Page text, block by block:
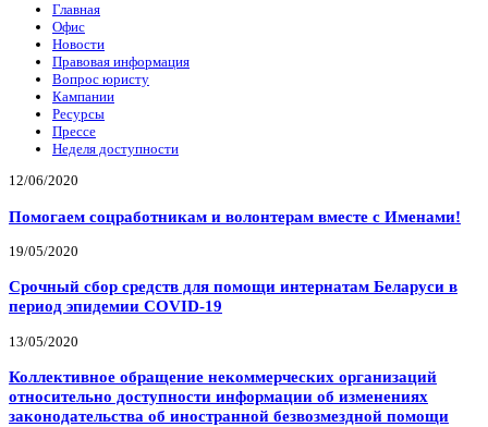
Главная
Офис
Новости
Правовая информация
Вопрос юристу
Кампании
Ресурсы
Прессе
Неделя доступности
12/06/2020
Помогаем соцработникам и волонтерам вместе с Именами!
19/05/2020
Срочный сбор средств для помощи интернатам Беларуси в
период эпидемии COVID-19
13/05/2020
Коллективное обращение некоммерческих организаций
относительно доступности информации об изменениях
законодательства об иностранной безвозмездной помощи